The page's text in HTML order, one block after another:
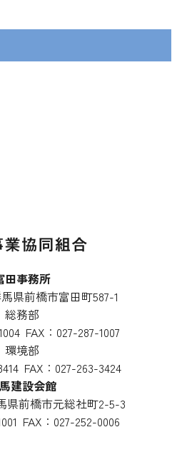
田事務所
県前橋市富田町587-1
総務部
FAX：027-287-1007
環境部
FAX：027-263-3424
建設会館
県前橋市元総社町2-5-3
FAX：027-252-0006